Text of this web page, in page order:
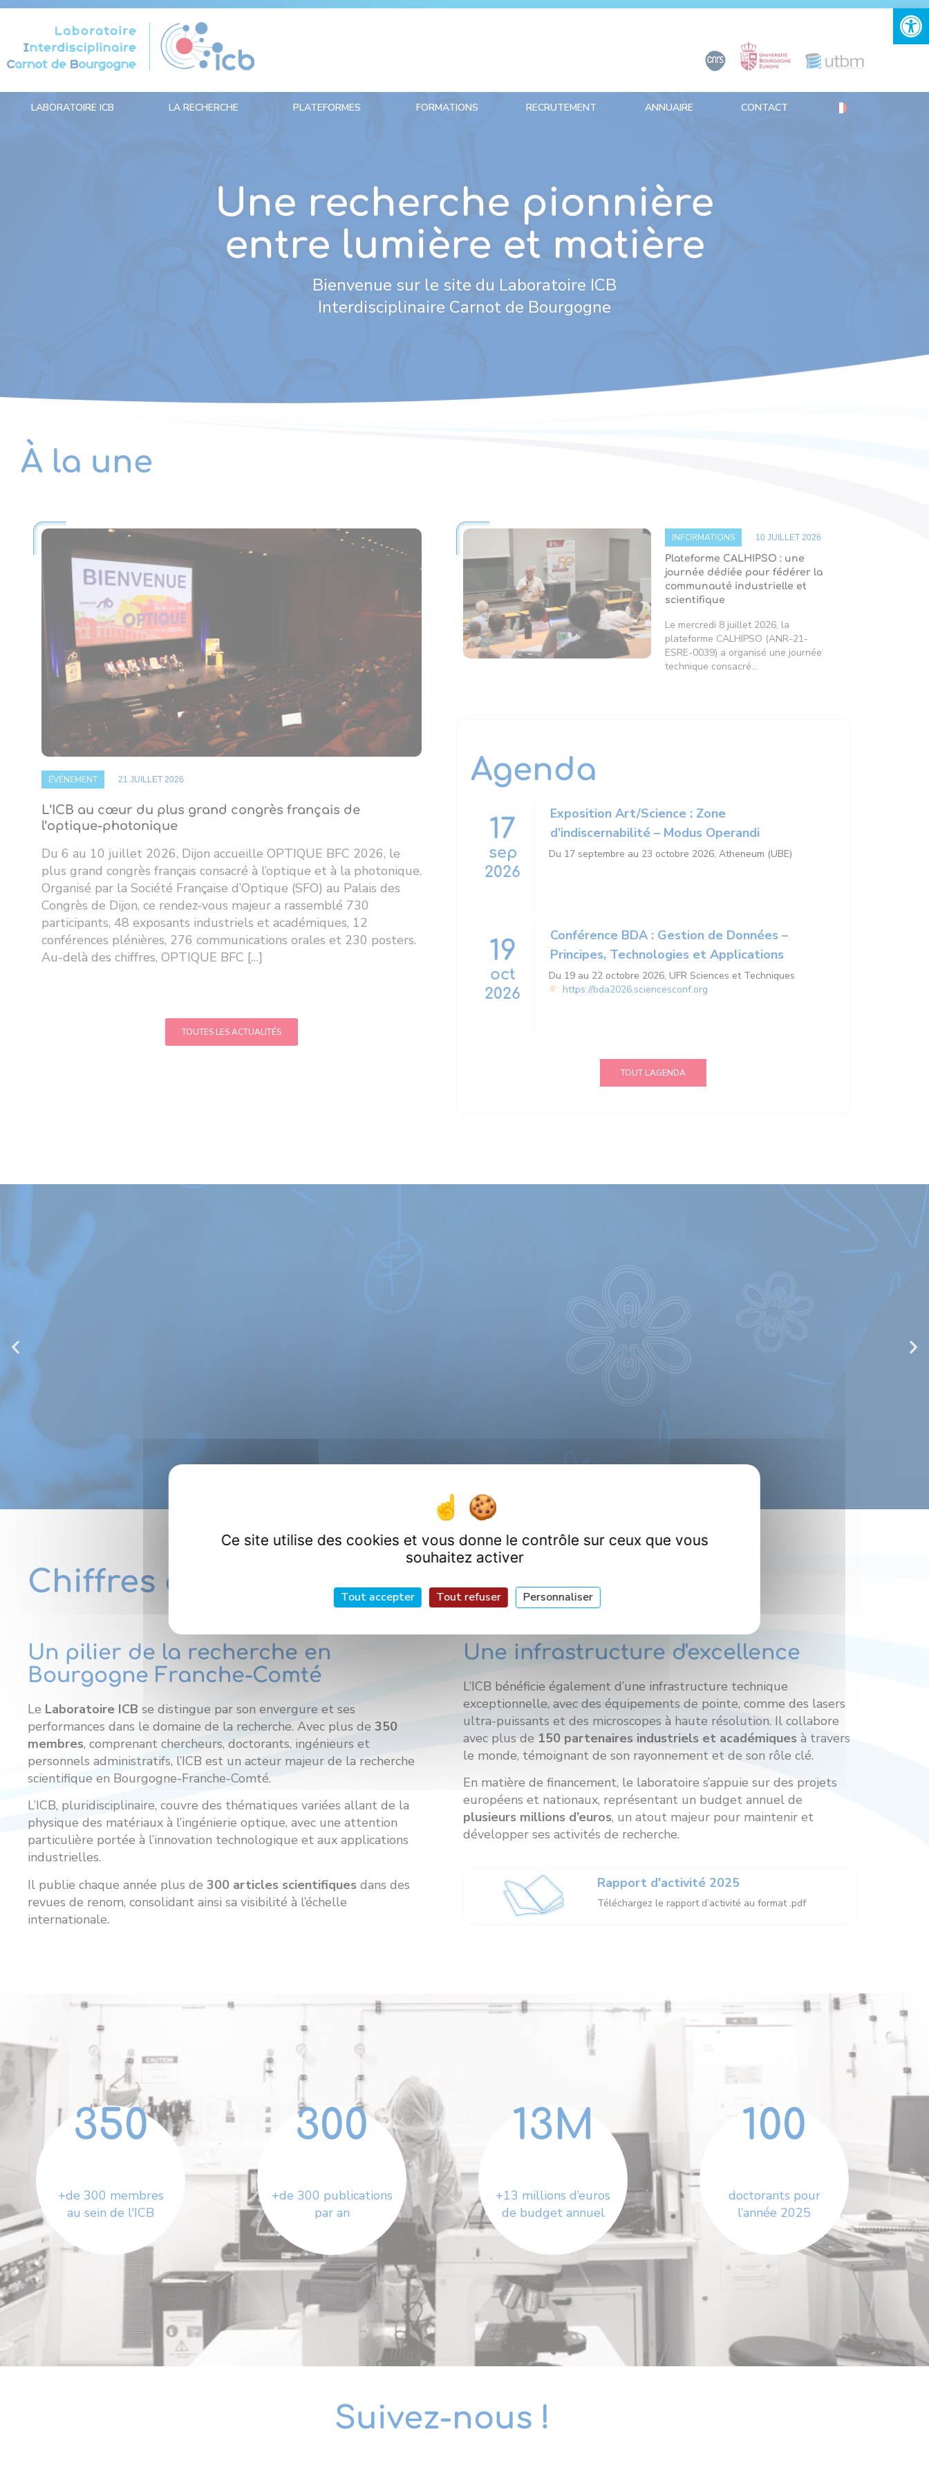
Ouvrir
LABORATOIRE ICB LA RECHERCHE PLATEFORMES FORMATIONS RECRUTEMENT ANNUAIRE CONTACT
Une recherche pionnière
entre lumière et matière
Bienvenue sur le site du Laboratoire ICB
Interdisciplinaire Carnot de Bourgogne
À la une
ÉVÉNEMENT 21 JUILLET 2026
L’ICB au cœur du plus grand congrès français de
l’optique-photonique
Du 6 au 10 juillet 2026, Dijon accueille OPTIQUE BFC 2026, le
plus grand congrès français consacré à l’optique et à la photonique.
Organisé par la Société Française d’Optique (SFO) au Palais des
Congrès de Dijon, ce rendez-vous majeur a rassemblé 730
participants, 48 exposants industriels et académiques, 12
conférences plénières, 276 communications orales et 230 posters.
Au-delà des chiffres, OPTIQUE BFC […]
TOUTES LES ACTUALITÉS
INFORMATIONS 10 JUILLET 2026
Plateforme CALHIPSO : une
journée dédiée pour fédérer la
communauté industrielle et
scientifique
Le mercredi 8 juillet 2026, la
plateforme CALHIPSO (ANR-21-
ESRE-0039) a organisé une journée
technique consacré...
Agenda
17
sep
2026
Exposition Art/Science : Zone
d’indiscernabilité – Modus Operandi
Du 17 septembre au 23 octobre 2026, Atheneum (UBE)
19
oct
2026
Conférence BDA : Gestion de Données –
Principes, Technologies et Applications
Du 19 au 22 octobre 2026, UFR Sciences et Techniques
https://bda2026.sciencesconf.org
TOUT L’AGENDA
Interactions et Contrôle
Quantiques
Optique et nanophotonique quantiques, contrôle quantique, contrôle optimal, technologies quantiques,
condensats BEC, théorie en spectroscopies moléculaire et atomique, dynamique réactionnelle, applications
Chiffres clés
Un pilier de la recherche en
Bourgogne Franche-Comté
Le Laboratoire ICB se distingue par son envergure et ses
performances dans le domaine de la recherche. Avec plus de 350
membres, comprenant chercheurs, doctorants, ingénieurs et
personnels administratifs, l’ICB est un acteur majeur de la recherche
scientifique en Bourgogne-Franche-Comté.
L’ICB, pluridisciplinaire, couvre des thématiques variées allant de la
physique des matériaux à l’ingénierie optique, avec une attention
particulière portée à l’innovation technologique et aux applications
industrielles.
Il publie chaque année plus de 300 articles scientifiques dans des
revues de renom, consolidant ainsi sa visibilité à l’échelle
internationale.
Une infrastructure d'excellence
L’ICB bénéficie également d’une infrastructure technique
exceptionnelle, avec des équipements de pointe, comme des lasers
ultra-puissants et des microscopes à haute résolution. Il collabore
avec plus de 150 partenaires industriels et académiques à travers
le monde, témoignant de son rayonnement et de son rôle clé.
En matière de financement, le laboratoire s’appuie sur des projets
européens et nationaux, représentant un budget annuel de
plusieurs millions d’euros, un atout majeur pour maintenir et
développer ses activités de recherche.
Rapport d'activité 2025
Téléchargez le rapport d’activité au format .pdf
+de 300 membres
au sein de l'ICB
350
+de 300 publications
par an
300
+13 millions d’euros
de budget annuel
13M
doctorants pour
l’année 2025
100
Suivez-nous !
Panneau de gestion des cookies
Ce site utilise des cookies et vous donne le contrôle sur ceux que vous
souhaitez activer
Tout accepter Tout refuser Personnaliser